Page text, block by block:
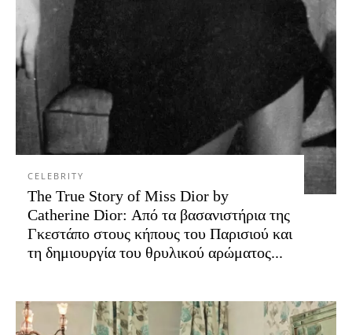
CELEBRITY
The True Story of Miss Dior by
Catherine Dior: Από τα βασανιστήρια της
Γκεστάπο στους κήπους του Παρισιού και
τη δημιουργία του θρυλικού αρώματος...